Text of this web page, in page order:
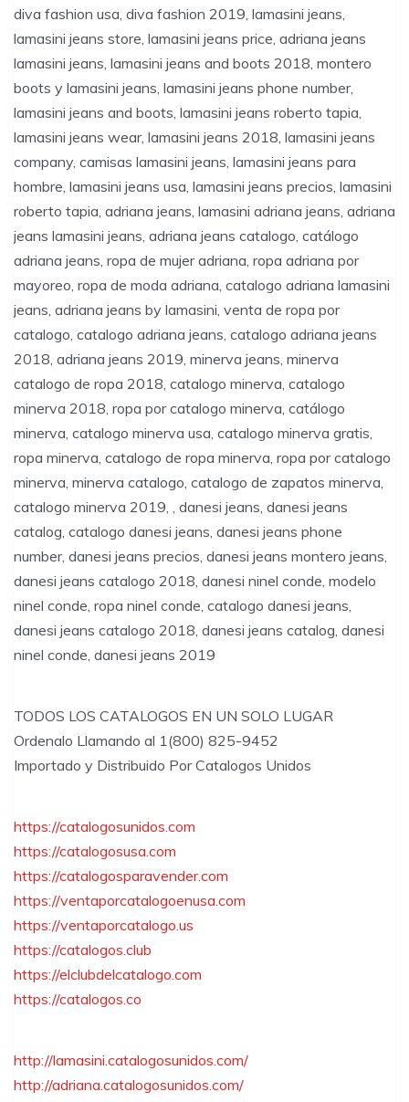
diva fashion usa, diva fashion 2019, lamasini jeans,
lamasini jeans store, lamasini jeans price, adriana jeans
lamasini jeans, lamasini jeans and boots 2018, montero
boots y lamasini jeans, lamasini jeans phone number,
lamasini jeans and boots, lamasini jeans roberto tapia,
lamasini jeans wear, lamasini jeans 2018, lamasini jeans
company, camisas lamasini jeans, lamasini jeans para
hombre, lamasini jeans usa, lamasini jeans precios, lamasini
roberto tapia, adriana jeans, lamasini adriana jeans, adriana
jeans lamasini jeans, adriana jeans catalogo, catálogo
adriana jeans, ropa de mujer adriana, ropa adriana por
mayoreo, ropa de moda adriana, catalogo adriana lamasini
jeans, adriana jeans by lamasini, venta de ropa por
catalogo, catalogo adriana jeans, catalogo adriana jeans
2018, adriana jeans 2019, minerva jeans, minerva
catalogo de ropa 2018, catalogo minerva, catalogo
minerva 2018, ropa por catalogo minerva, catálogo
minerva, catalogo minerva usa, catalogo minerva gratis,
ropa minerva, catalogo de ropa minerva, ropa por catalogo
minerva, minerva catalogo, catalogo de zapatos minerva,
catalogo minerva 2019, , danesi jeans, danesi jeans
catalog, catalogo danesi jeans, danesi jeans phone
number, danesi jeans precios, danesi jeans montero jeans,
danesi jeans catalogo 2018, danesi ninel conde, modelo
ninel conde, ropa ninel conde, catalogo danesi jeans,
danesi jeans catalogo 2018, danesi jeans catalog, danesi
ninel conde, danesi jeans 2019
TODOS LOS CATALOGOS EN UN SOLO LUGAR
Ordenalo Llamando al 1(800) 825-9452
Importado y Distribuido Por Catalogos Unidos
https://catalogosunidos.com
https://catalogosusa.com
https://catalogosparavender.com
https://ventaporcatalogoenusa.com
https://ventaporcatalogo.us
https://catalogos.club
https://elclubdelcatalogo.com
https://catalogos.co
http://lamasini.catalogosunidos.com/
http://adriana.catalogosunidos.com/